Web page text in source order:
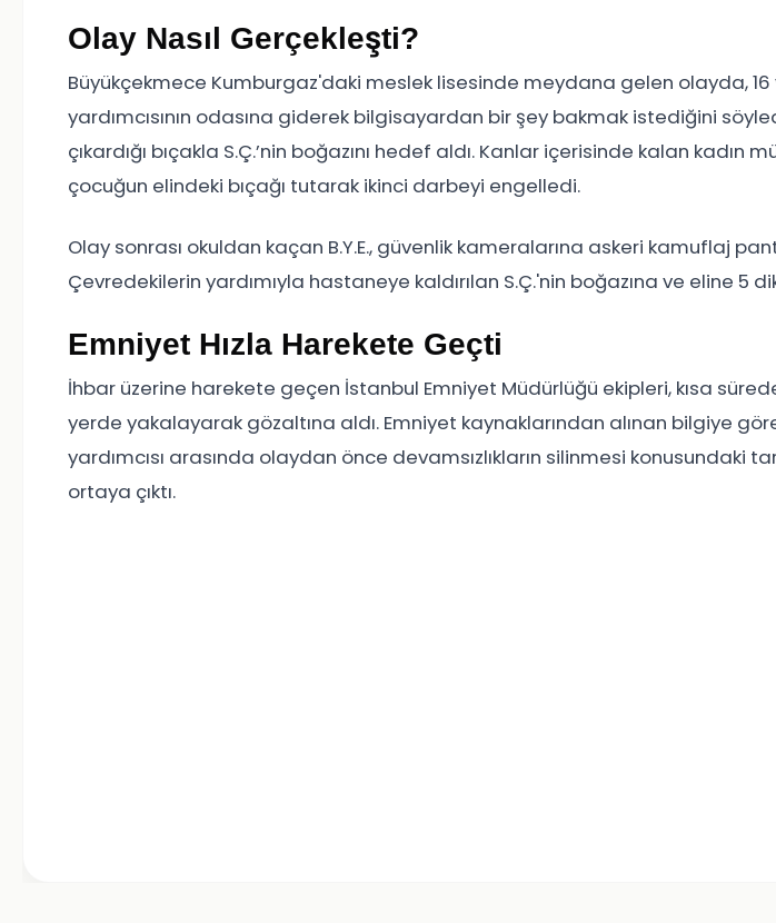
Olay Nasıl Gerçekleşti?
Büyükçekmece Kumburgaz'daki meslek lisesinde meydana gelen olayda, 16
yardımcısının odasına giderek bilgisayardan bir şey bakmak istediğini
çıkardığı bıçakla S.Ç.’nin boğazını hedef aldı. Kanlar içerisinde kalan kadın
çocuğun elindeki bıçağı tutarak ikinci darbeyi engelledi.
Olay sonrası okuldan kaçan B.Y.E., güvenlik kameralarına askeri kamuflaj
Çevredekilerin yardımıyla hastaneye kaldırılan S.Ç.'nin boğazına ve eline 5
Emniyet Hızla Harekete Geçti
İhbar üzerine harekete geçen İstanbul Emniyet Müdürlüğü ekipleri, kısa sürede
yerde yakalayarak gözaltına aldı. Emniyet kaynaklarından alınan bilgiye
yardımcısı arasında olaydan önce devamsızlıkların silinmesi konusundaki
ortaya çıktı.